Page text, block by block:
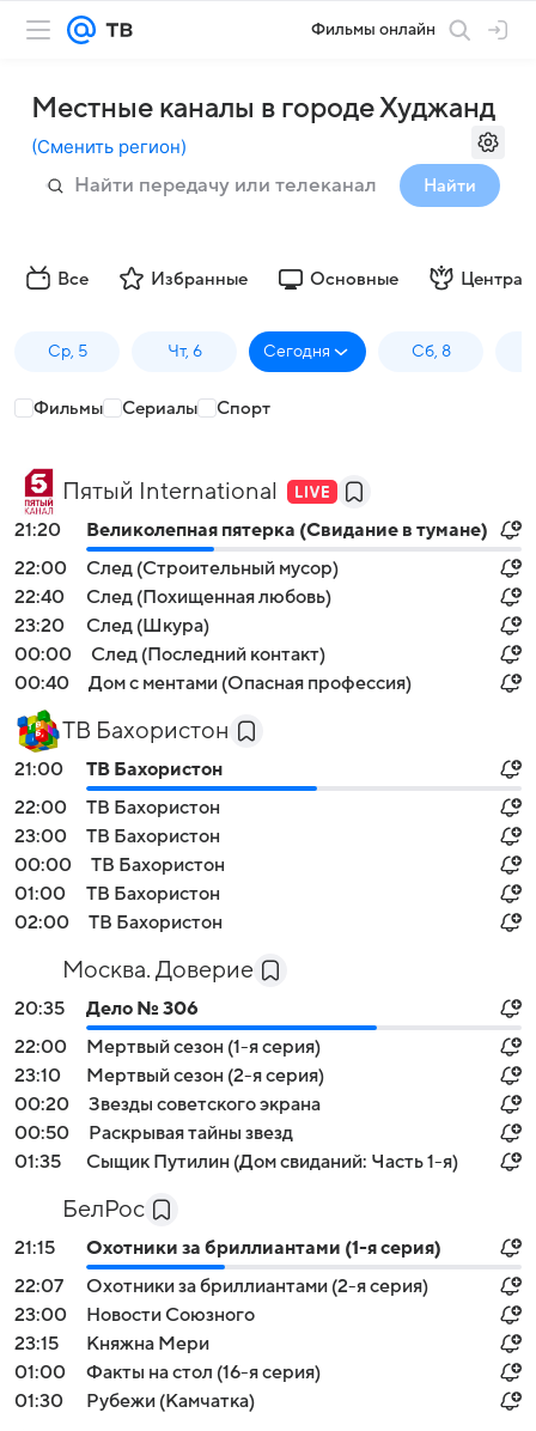
Фильмы онлайн
Местные каналы в городе Худжанд
(Сменить регион)
Найти
Все Избранные Основные
Ср, 5 Чт, 6 Сегодня Сб, 8
Фильмы Сериалы Спорт
Пятый International
21:20
Великолепная пятерка (Свидание в тумане)
22:00
След (Строительный мусор)
22:40
След (Похищенная любовь)
23:20
След (Шкура)
00:00
След (Последний контакт)
00:40
Дом с ментами (Опасная профессия)
ТВ Бахористон
21:00
ТВ Бахористон
22:00
ТВ Бахористон
23:00
ТВ Бахористон
00:00
ТВ Бахористон
01:00
ТВ Бахористон
02:00
ТВ Бахористон
Москва. Доверие
20:35
Дело № 306
22:00
Мертвый сезон (1-я серия)
23:10
Мертвый сезон (2-я серия)
00:20
Звезды советского экрана
00:50
Раскрывая тайны звезд
01:35
Сыщик Путилин (Дом свиданий: Часть 1-я)
БелРос
21:15
Охотники за бриллиантами (1-я серия)
22:07
Охотники за бриллиантами (2-я серия)
23:00
Новости Союзного
23:15
Княжна Мери
01:00
Факты на стол (16-я серия)
01:30
Рубежи (Камчатка)